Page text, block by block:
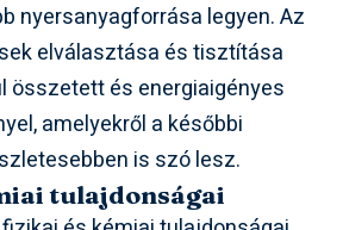
nyersanyagforrása legyen. Az
elválasztása és tisztítása
összetett és energiaigényes
amelyekről a későbbi
is szó lesz.
tulajdonságai